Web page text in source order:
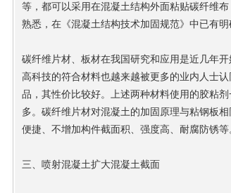
等，都可以采用在混凝土结构外面粘贴碳纤维
熟悉，在《混凝土结构技术加固规范》中已有明
碳纤维片材、板材在我国研究和应用是近几年
高科技的符合材料也越来越被更多的业内人士
品，其性价比较好。上述两种材料使用的胶粘
多。碳纤维片材对混凝土的加固原理与粘钢板
便捷、不增加构件截面积、强度高、耐腐防锈等
三、喷射混凝土扩大混凝土截面